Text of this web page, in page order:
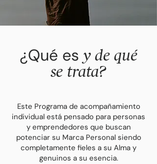
¿Qué es y de qué
se trata?
Este Programa de acompañamiento
individual está pensado para personas
y emprendedores que buscan
potenciar su Marca Personal siendo
completamente fieles a su Alma y
genuinos a su esencia.